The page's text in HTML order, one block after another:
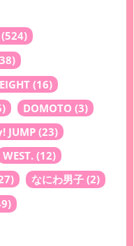
(524)
(16)
DOMOTO (3)
JUMP (23)
WEST. (12)
なにわ男子 (2)